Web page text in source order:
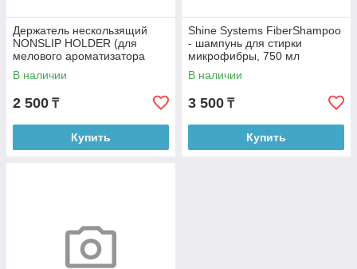
Держатель нескользящий
NONSLIP HOLDER (для
мелового ароматизатора
SPIRIT REFILL)арт X.д
В наличии
2 500 ₸
Купить
Shine Systems FiberShampoo
- шампунь для стирки
микрофибры, 750 мл
В наличии
3 500 ₸
Купить